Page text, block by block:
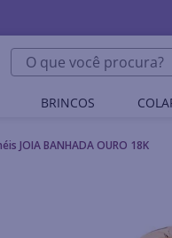
O que você procura?
BRINCOS
JOIA BANHADA OURO 18K